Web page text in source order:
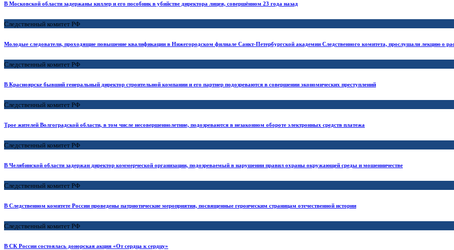
В Московской области задержаны киллер и его пособник в убийстве директора лицея, совершённом 23 года назад
Следственный комитет РФ
Молодые следователи, проходящие повышение квалификации в Нижегородском филиале Санкт-Петербургской академии Следственного комитета, прослушали лекцию о
Следственный комитет РФ
В Красноярске бывший генеральный директор строительной компании и его партнер подозреваются в совершении экономических преступлений
Следственный комитет РФ
Трое жителей Волгоградской области, в том числе несовершеннолетние, подозреваются в незаконном обороте электронных средств платежа
Следственный комитет РФ
В Челябинской области задержан директор коммерческой организации, подозреваемый в нарушении правил охраны окружающей среды и мошенничестве
Следственный комитет РФ
В Следственном комитете России проведены патриотические мероприятия, посвященные героическим страницам отечественной истории
Следственный комитет РФ
В СК России состоялась донорская акция «От сердца к сердцу»